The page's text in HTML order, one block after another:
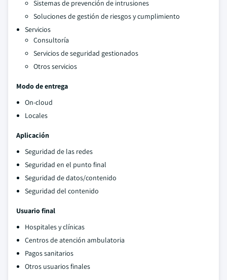
Sistemas de prevención de intrusiones
Soluciones de gestión de riesgos y cumplimiento
Servicios
Consultoría
Servicios de seguridad gestionados
Otros servicios
Modo de entrega
On-cloud
Locales
Aplicación
Seguridad de las redes
Seguridad en el punto final
Seguridad de datos/contenido
Seguridad del contenido
Usuario final
Hospitales y clínicas
Centros de atención ambulatoria
Pagos sanitarios
Otros usuarios finales